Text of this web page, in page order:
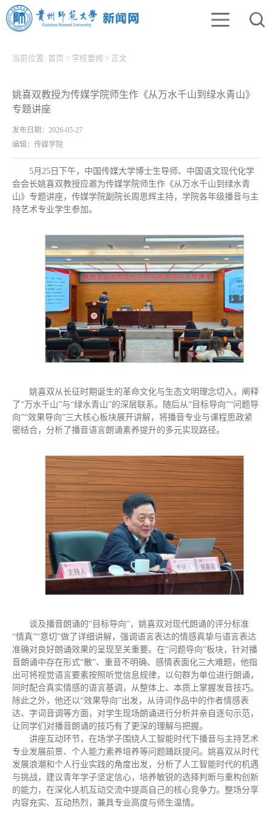
当前位置: 首页 > 学校要闻 > 正文
姚喜双教授为传媒学院师生作《从万水千山到绿水青山》
专题讲座
发布日期：2026-05-27
编辑：传媒学院
5月25日下午，中国传媒大学博士生导师、中国语文现代化学
会会长姚喜双教授应邀为传媒学院师生作《从万水千山到绿水青
山》专题讲座，传媒学院副院长周思辉主持，学院各年级播音与主
持艺术专业学生参加。
姚喜双从长征时期诞生的革命文化与生态文明理念切入，阐释
了“万水千山”与“绿水青山”的深层联系。随后从“目标导向”“问题导
向”“效果导向”三大核心板块展开讲解，将播音专业与课程思政紧
密结合，分析了播音语言朗诵素养提升的多元实现路径。
谈及播音朗诵的“目标导向”，姚喜双对现代朗诵的评分标准
“情真”“意切”做了详细讲解，强调语言表达的情感真挚与语言表达
准确对良好朗诵效果的呈现至关重要。在“问题导向”板块，针对播
音朗诵中存在形式“散”、重音不明确、感情表面化三大难题，他指
出可将视觉语言要素按照听觉信息规律，以句群为单位进行朗诵，
同时配合真实情感的语言基调，从整体上、本质上掌握发音技巧。
除此之外，他还以“效果导向”出发，从诗词作品中的作者情感表
达、字词音调等方面，对学生现场朗诵进行分析并亲自逐句示范，
让同学们对播音朗诵的技巧有了更深的理解与把握。
讲座互动环节，在场学子围绕人工智能时代下播音与主持艺术
专业发展前景、个人能力素养培养等问题踊跃提问。姚喜双从时代
发展浪潮和个人行业实践的角度出发，分析了人工智能时代的机遇
与挑战，建议青年学子坚定信心，培养敏锐的选择判断与重构创新
的能力，在深化人机互动交流中提高自己的核心竞争力。整场分享
内容充实、互动热烈，兼具专业高度与师生温情。